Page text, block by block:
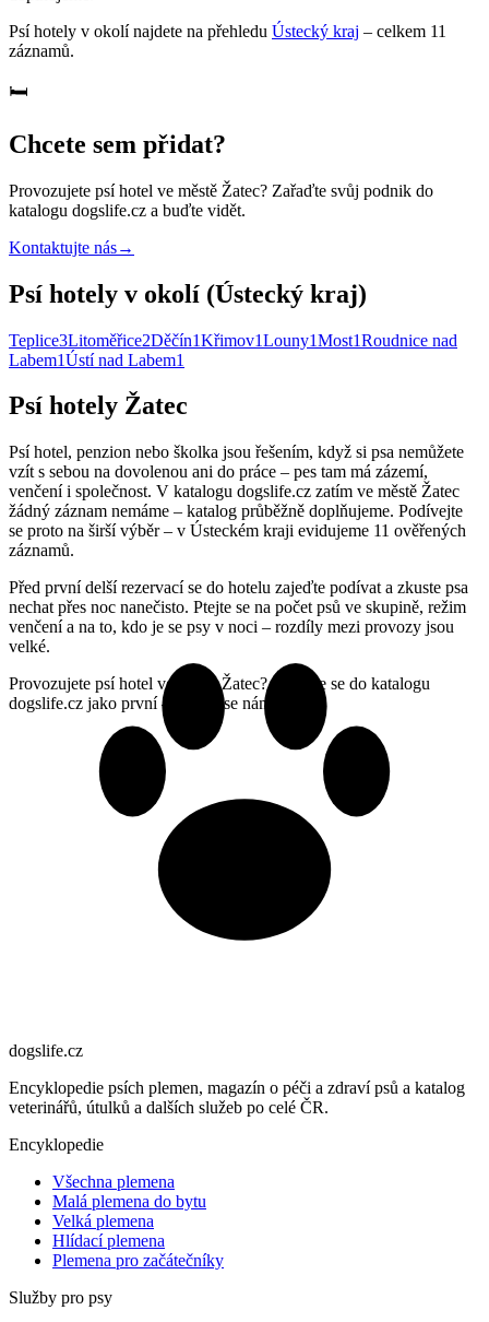
Psí hotely v okolí najdete na přehledu Ústecký kraj – celkem 11
záznamů.
🛏️
Chcete sem přidat?
Provozujete psí hotel ve městě Žatec? Zařaďte svůj podnik do
katalogu dogslife.cz a buďte vidět.
Kontaktujte nás→
Psí hotely v okolí (Ústecký kraj)
Teplice3Litoměřice2Děčín1Křimov1Louny1Most1Roudnice nad
Labem1Ústí nad Labem1
Psí hotely Žatec
Psí hotel, penzion nebo školka jsou řešením, když si psa nemůžete
vzít s sebou na dovolenou ani do práce – pes tam má zázemí,
venčení i společnost. V katalogu dogslife.cz zatím ve městě Žatec
žádný záznam nemáme – katalog průběžně doplňujeme. Podívejte
se proto na širší výběr – v Ústeckém kraji evidujeme 11 ověřených
záznamů.
Před první delší rezervací se do hotelu zajeďte podívat a zkuste psa
nechat přes noc nanečisto. Ptejte se na počet psů ve skupině, režim
venčení a na to, kdo je se psy v noci – rozdíly mezi provozy jsou
velké.
Provozujete psí hotel ve městě Žatec? Zařaďte se do katalogu
dogslife.cz jako první – ozvěte se nám.
dogslife.cz
Encyklopedie psích plemen, magazín o péči a zdraví psů a katalog
veterinářů, útulků a dalších služeb po celé ČR.
Encyklopedie
Všechna plemena
Malá plemena do bytu
Velká plemena
Hlídací plemena
Plemena pro začátečníky
Služby pro psy